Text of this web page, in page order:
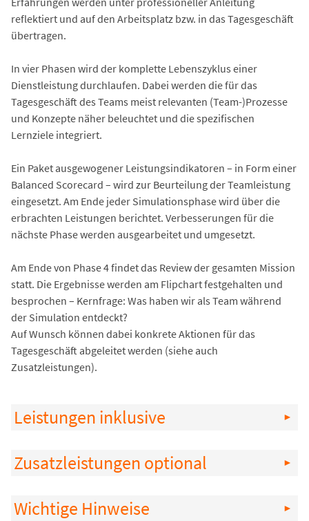
reflektiert und auf den Arbeitsplatz bzw. in das Tagesgeschäft
übertragen.
In vier Phasen wird der komplette Lebenszyklus einer
Dienstleistung durchlaufen. Dabei werden die für das
Tagesgeschäft des Teams meist relevanten (Team-)Prozesse
und Konzepte näher beleuchtet und die spezifischen
Lernziele integriert.
Ein Paket ausgewogener Leistungsindikatoren – in Form einer
Balanced Scorecard – wird zur Beurteilung der Teamleistung
eingesetzt. Am Ende jeder Simulationsphase wird über die
erbrachten Leistungen berichtet. Verbesserungen für die
nächste Phase werden ausgearbeitet und umgesetzt.
Am Ende von Phase 4 findet das Review der gesamten Mission
statt. Die Ergebnisse werden am Flipchart festgehalten und
besprochen – Kernfrage: Was haben wir als Team während
der Simulation entdeckt?
Auf Wunsch können dabei konkrete Aktionen für das
Tagesgeschäft abgeleitet werden (siehe auch
Zusatzleistungen).
Leistungen inklusive
Zusatzleistungen optional
Wichtige Hinweise